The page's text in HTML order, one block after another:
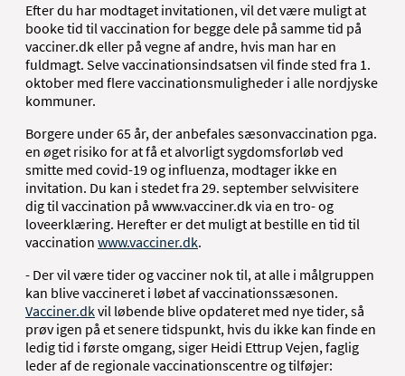
Efter du har modtaget invitationen, vil det være muligt at
booke tid til vaccination for begge dele på samme tid på
vacciner.dk eller på vegne af andre, hvis man har en
fuldmagt. Selve vaccinationsindsatsen vil finde sted fra 1.
oktober med flere vaccinationsmuligheder i alle nordjyske
kommuner.
Borgere under 65 år, der anbefales sæsonvaccination pga.
en øget risiko for at få et alvorligt sygdomsforløb ved
smitte med covid-19 og influenza, modtager ikke en
invitation. Du kan i stedet fra 29. september selvvisitere
dig til vaccination på www.vacciner.dk via en tro- og
loveerklæring. Herefter er det muligt at bestille en tid til
vaccination www.vacciner.dk.
- Der vil være tider og vacciner nok til, at alle i målgruppen
kan blive vaccineret i løbet af vaccinationssæsonen.
Vacciner.dkvil løbende blive opdateret med nye tider, så
prøv igen på et senere tidspunkt, hvis du ikke kan finde en
ledig tid i første omgang, siger Heidi Ettrup Vejen, faglig
leder af de regionale vaccinationscentre og tilføjer: